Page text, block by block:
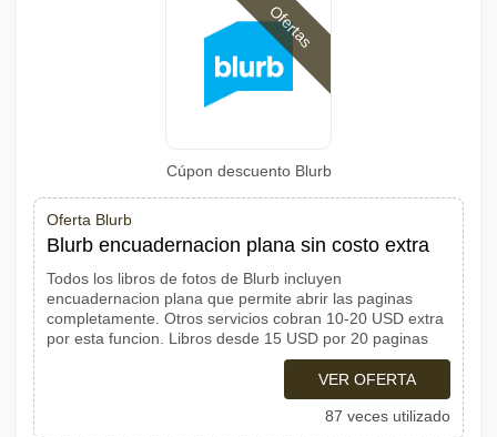
Ofertas
Cúpon descuento Blurb
Oferta Blurb
Blurb encuadernacion plana sin costo extra
Todos los libros de fotos de Blurb incluyen
encuadernacion plana que permite abrir las paginas
completamente. Otros servicios cobran 10-20 USD extra
por esta funcion. Libros desde 15 USD por 20 paginas
VER OFERTA
87 veces utilizado